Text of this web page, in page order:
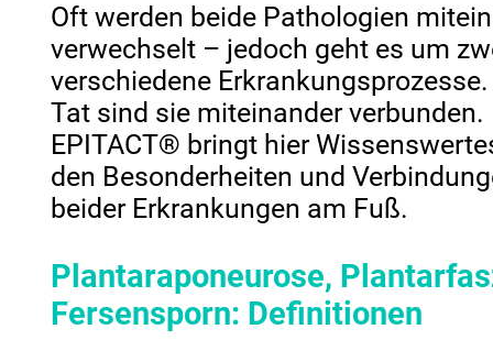
Oft werden beide Pathologien
verwechselt – jedoch geht es um
verschiedene
Tat sind sie miteinander verbunden.
EPITACT® bringt hier
den Besonderheiten und
beider Erkrankungen am Fuß.
Plantaraponeurose,
Fersensporn: Definitionen